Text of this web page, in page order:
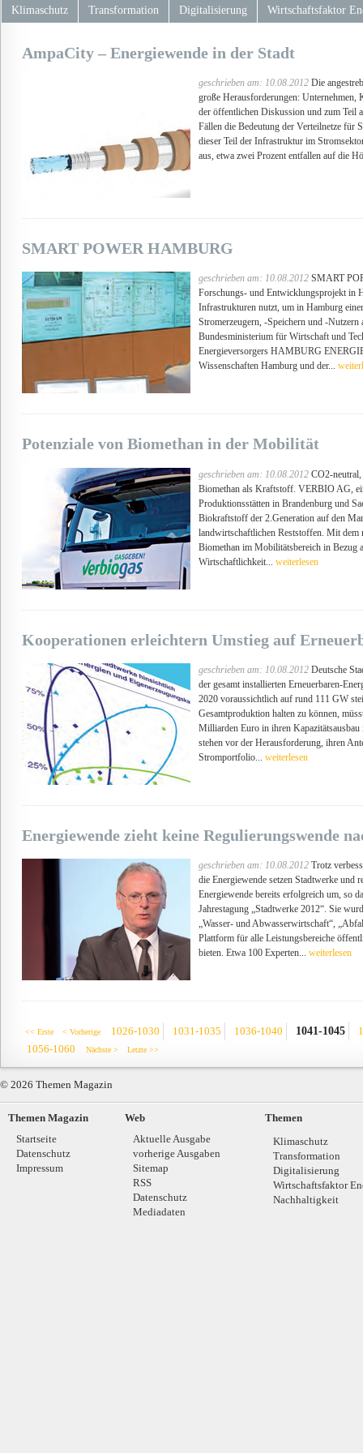
Klimaschutz Transformation Digitalisierung Wirtschaftsfaktor
AmpaCity – Energiewende in der Stadt
geschrieben am: 10.08.2012Die
große Herausforderungen:
der öffentlichen Diskussion und zum Teil
Fällen die Bedeutung der Verteilnetze für
dieser Teil der Infrastruktur im
aus, etwa zwei Prozent entfallen auf die
SMART POWER HAMBURG
geschrieben am: 10.08.2012SMART
Forschungs- und Entwicklungsprojekt in
Infrastrukturen nutzt, um in Hamburg
Stromerzeugern, -Speichern und -
Bundesministerium für Wirtschaft und
Energieversorgers HAMBURG
Wissenschaften Hamburg und der...
Potenziale von Biomethan in der Mobilität
geschrieben am: 10.08.2012CO2-neutral,
Biomethan als Kraftstoff. VERBIO AG,
Produktionsstätten in Brandenburg und
Biokraftstoff der 2.Generation auf den
landwirtschaftlichen Reststoffen. Mit dem
Biomethan im Mobilitätsbereich in Bezug
Wirtschaftlichkeit... weiterlesen
Kooperationen erleichtern Umstieg auf
geschrieben am: 10.08.2012Deutsche
der gesamt installierten Erneuerbaren-
2020 voraussichtlich auf rund 111 GW
Gesamtproduktion halten zu können,
Milliarden Euro in ihren
stehen vor der Herausforderung, ihren
Stromportfolio... weiterlesen
Energiewende zieht keine Regulierungswende
geschrieben am: 10.08.2012Trotz
die Energiewende setzen Stadtwerke und
Energiewende bereits erfolgreich um, so
Jahrestagung „Stadtwerke 2012“. Sie
„Wasser- und Abwasserwirtschaft“,
Plattform für alle Leistungsbereiche
bieten. Etwa 100 Experten... weiterlesen
<< Erste < Vorherige 1026-1030 1031-1035 1036-1040 1041-1045
1056-1060
Nächste > Letzte >>
© 2026 Themen Magazin
Themen Magazin
Startseite
Datenschutz
Impressum
Web
Aktuelle Ausgabe
vorherige Ausgaben
Sitemap
RSS
Datenschutz
Mediadaten
Themen
Klimaschutz
Transformation
Digitalisierung
Wirtschaftsfaktor
Nachhaltigkeit